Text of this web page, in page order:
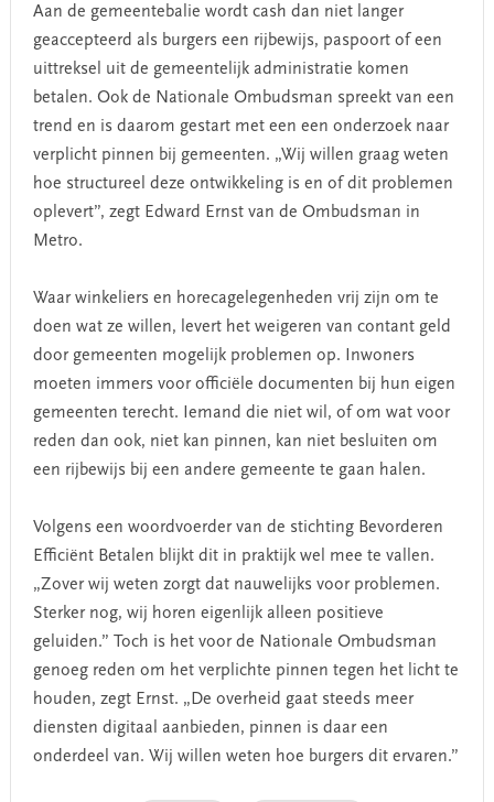
Aan de gemeentebalie wordt cash dan niet langer
geaccepteerd als burgers een rijbewijs, paspoort of een
uittreksel uit de gemeentelijk administratie komen
betalen. Ook de Nationale Ombudsman spreekt van een
trend en is daarom gestart met een een onderzoek naar
verplicht pinnen bij gemeenten. „Wij willen graag weten
hoe structureel deze ontwikkeling is en of dit problemen
oplevert”, zegt Edward Ernst van de Ombudsman in
Metro.
Waar winkeliers en horecagelegenheden vrij zijn om te
doen wat ze willen, levert het weigeren van contant geld
door gemeenten mogelijk problemen op. Inwoners
moeten immers voor officiële documenten bij hun eigen
gemeenten terecht. Iemand die niet wil, of om wat voor
reden dan ook, niet kan pinnen, kan niet besluiten om
een rijbewijs bij een andere gemeente te gaan halen.
Volgens een woordvoerder van de stichting Bevorderen
Efficiënt Betalen blijkt dit in praktijk wel mee te vallen.
„Zover wij weten zorgt dat nauwelijks voor problemen.
Sterker nog, wij horen eigenlijk alleen positieve
geluiden.” Toch is het voor de Nationale Ombudsman
genoeg reden om het verplichte pinnen tegen het licht te
houden, zegt Ernst. „De overheid gaat steeds meer
diensten digitaal aanbieden, pinnen is daar een
onderdeel van. Wij willen weten hoe burgers dit ervaren.”